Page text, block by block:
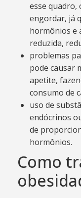
esse quadro,
engordar, já
hormônios e
reduzida,
problemas
pode causar
apetite,
consumo de
uso de
endócrinos
de
hormônios.
Como